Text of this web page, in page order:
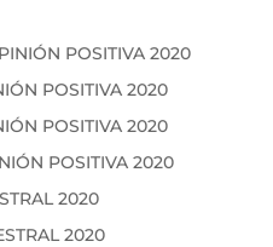
POSITIVA 2020
POSITIVA 2020
POSITIVA 2020
POSITIVA 2020
2020
2020